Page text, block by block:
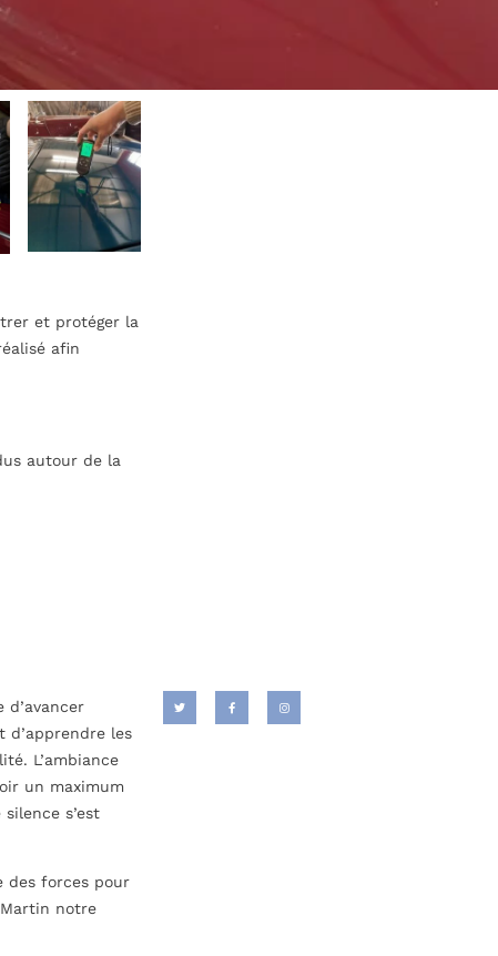
et protéger la
afin
autour de la
les
L’ambiance
un maximum
s’est
des forces pour
notre